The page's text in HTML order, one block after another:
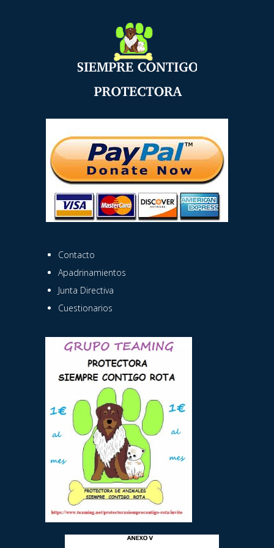
Contacto
Apadrinamientos
Junta Directiva
Cuestionarios